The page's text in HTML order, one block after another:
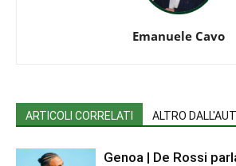
Emanuele Cavo
ARTICOLI CORRELATI ALTRO
Genoa | De Rossi